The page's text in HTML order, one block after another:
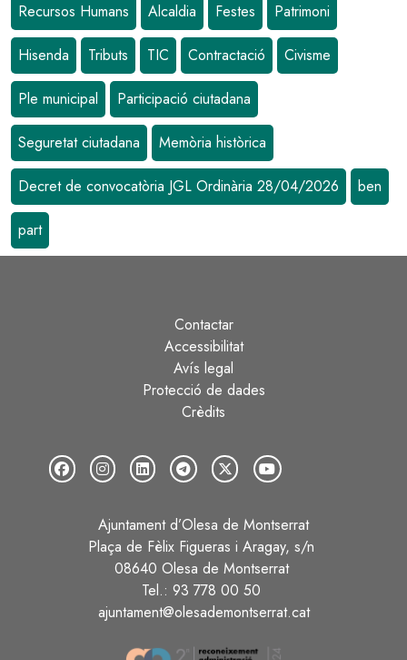
Recursos Humans Alcaldia Festes Patrimoni
Hisenda Tributs TIC Contractació Civisme
Ple municipal Participació ciutadana
Seguretat ciutadana Memòria històrica
Decret de convocatòria JGL Ordinària 28/04/2026 ben
part
Contactar
Accessibilitat
Avís legal
Protecció de dades
Crèdits
Ajuntament d’Olesa de Montserrat
Plaça de Fèlix Figueras i Aragay, s/n
08640 Olesa de Montserrat
Tel.: 93 778 00 50
ajuntament@olesademontserrat.cat
Image